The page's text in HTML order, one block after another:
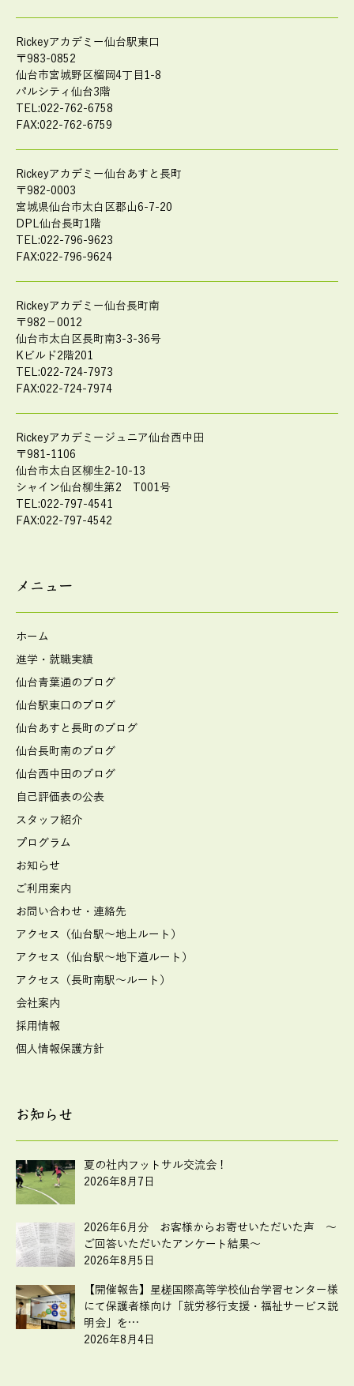
Rickeyアカデミー仙台駅東口
〒983-0852
仙台市宮城野区榴岡4丁目1-8
パルシティ仙台3階
TEL:022-762-6758
FAX:022-762-6759
Rickeyアカデミー仙台あすと長町
〒982-0003
宮城県仙台市太白区郡山6-7-20
DPL仙台長町1階
TEL:022-796-9623
FAX:022-796-9624
Rickeyアカデミー仙台長町南
〒982－0012
仙台市太白区長町南3-3-36号
Kビルド2階201
TEL:022-724-7973
FAX:022-724-7974
Rickeyアカデミージュニア仙台西中田
〒981-1106
仙台市太白区柳生2-10-13
シャイン仙台柳生第2 T001号
TEL:022-797-4541
FAX:022-797-4542
メニュー
ホーム
進学・就職実績
仙台青葉通のブログ
仙台駅東口のブログ
仙台あすと長町のブログ
仙台長町南のブログ
仙台西中田のブログ
自己評価表の公表
スタッフ紹介
プログラム
お知らせ
ご利用案内
お問い合わせ・連絡先
アクセス（仙台駅～地上ルート）
アクセス（仙台駅～地下道ルート）
アクセス（長町南駅～ルート）
会社案内
採用情報
個人情報保護方針
お知らせ
夏の社内フットサル交流会！
2026年8月7日
2026年6月分 お客様からお寄せいただいた声 ～
ご回答いただいたアンケート結果～
2026年8月5日
【開催報告】星槎国際高等学校仙台学習センター様
にて保護者様向け「就労移行支援・福祉サービス説
明会」を…
2026年8月4日